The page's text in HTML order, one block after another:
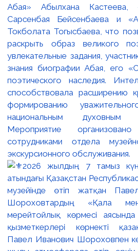
Абая» Абылхана Кастеева,
Сарсенбая Бейсенбаева и
Токболата Тогысбаева, что
раскрыть образ великого
увлекательные задания,
знания биографии Абая, его
поэтического наследия.
способствовала расширению
формированию
национальным духовным
Мероприятие
сотрудниками отдела
экскурсионного обслуживания.